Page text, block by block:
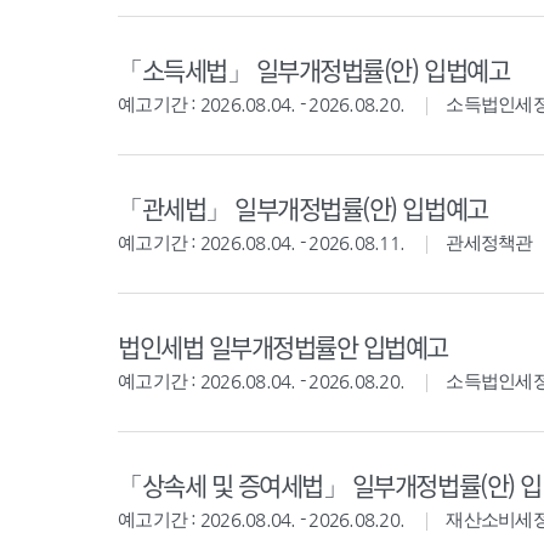
「소득세법」 일부개정법률(안) 입법예고
예고기간 : 2026.08.04. - 2026.08.20. 소득법인세
「관세법」 일부개정법률(안) 입법예고
예고기간 : 2026.08.04. - 2026.08.11. 관세정책관
법인세법 일부개정법률안 입법예고
예고기간 : 2026.08.04. - 2026.08.20. 소득법인세
「상속세 및 증여세법」 일부개정법률(안)
예고기간 : 2026.08.04. - 2026.08.20. 재산소비세